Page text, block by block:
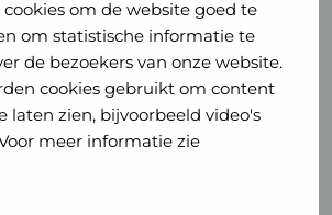
om de website goed te
om statistische informatie te
de bezoekers van onze website.
cookies gebruikt om content
laten zien, bijvoorbeeld video's
meer informatie zie
social media